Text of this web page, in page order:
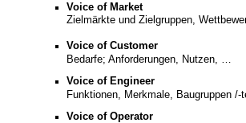
Voice of Market
Zielmärkte und Zielgruppen,
Voice of Customer
Bedarfe; Anforderungen, Nutzen, …
Voice of Engineer
Funktionen, Merkmale, Baugruppen
Voice of Operator